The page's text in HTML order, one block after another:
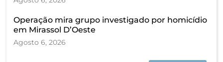
Operação mira grupo investigado por homicídio
em Mirassol D’Oeste
Agosto 6, 2026